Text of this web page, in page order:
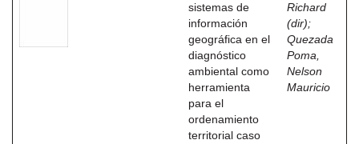
sistemas de
información
geográfica en el
diagnóstico
ambiental como
herramienta
para el
ordenamiento
territorial caso
Richard
(dir);
Quezada
Poma,
Nelson
Mauricio